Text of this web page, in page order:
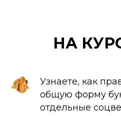
НА
Узнаете, как
общую форму
отдельные